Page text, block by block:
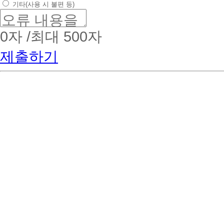
기타(사용 시 불편 등)
0자 /최대 500자
제출하기